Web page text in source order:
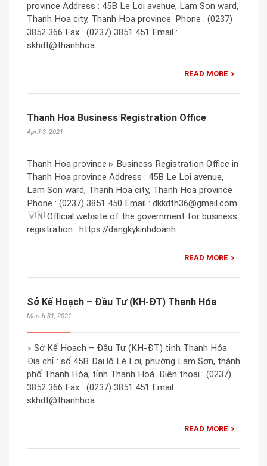
province Address : 45B Le Loi avenue, Lam Son ward,
Thanh Hoa city, Thanh Hoa province. Phone : (0237)
3852 366 Fax : (0237) 3851 451 Email :
skhdt@thanhhoa.
READ MORE
Thanh Hoa Business Registration Office
April 3, 2021
Thanh Hoa province ▹ Business Registration Office in
Thanh Hoa province Address : 45B Le Loi avenue,
Lam Son ward, Thanh Hoa city, Thanh Hoa province
Phone : (0237) 3851 450 Email : dkkdth36@gmail.com
🇻🇳 Official website of the government for business
registration : https://dangkykinhdoanh.
READ MORE
Sở Kế Hoạch – Đầu Tư (KH-ĐT) Thanh Hóa
March 31, 2021
▹ Sở Kế Hoạch – Đầu Tư (KH-ĐT) tỉnh Thanh Hóa
Địa chỉ : số 45B Đại lộ Lê Lợi, phường Lam Sơn, thành
phố Thanh Hóa, tỉnh Thanh Hoá. Điện thoại : (0237)
3852 366 Fax : (0237) 3851 451 Email :
skhdt@thanhhoa.
READ MORE